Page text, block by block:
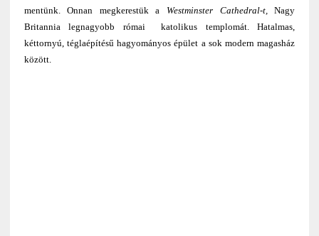
mentünk. Onnan megkerestük a Westminster Cathedral-t,
Nagy
Britannia legnagyobb római katolikus templomát. Hatalmas,
kéttornyú, téglaépítésű hagyományos épület a sok modern magasház
között.